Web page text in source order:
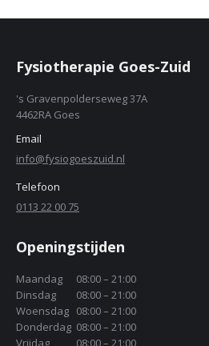
Fysiotherapie Goes-Zuid
's Gravenpolderseweg 37A
4462RA Goes
Email
info@fysiogoeszuid.nl
Telefoon
0113 22 00 75
Openingstijden
Maandag
08:00 – 21:00
Dinsdag
08:00 – 21:00
Woensdag 08:00 – 21:00
Donderdag 08:00 – 21:00
Vrijdag
08:00 – 21:00